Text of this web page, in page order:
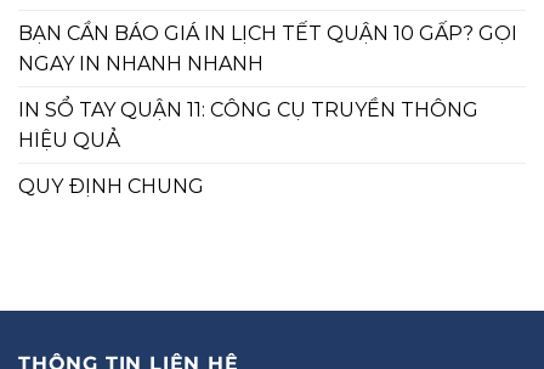
BẠN CẦN BÁO GIÁ IN LỊCH TẾT QUẬN 10 GẤP? GỌI
NGAY IN NHANH NHANH
IN SỔ TAY QUẬN 11: CÔNG CỤ TRUYỀN THÔNG
HIỆU QUẢ
QUY ĐỊNH CHUNG
THÔNG TIN LIÊN HỆ